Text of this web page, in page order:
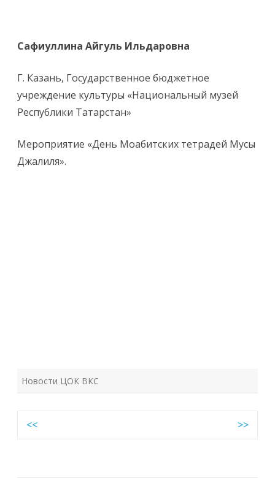
Сафиуллина Айгуль Ильдаровна
Г. Казань, Государственное бюджетное
учреждение культуры «Национальный музей
Республики Татарстан»
Мероприятие «День Моабитских тетрадей Мусы
Джалиля».
Новости ЦОК ВКС
Навигация
<< >>